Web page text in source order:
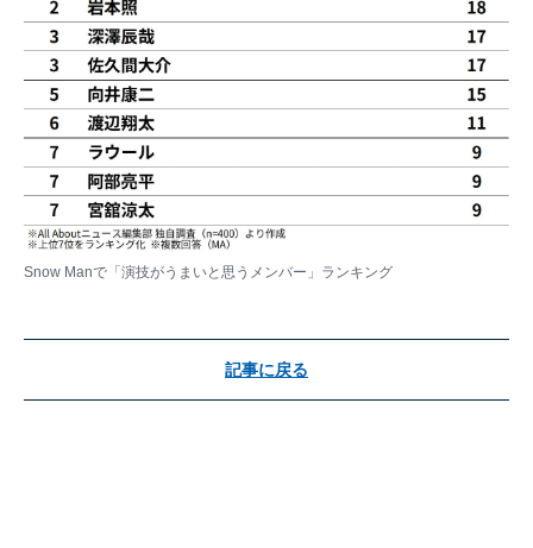
Snow Manで「演技がうまいと思うメンバー」ランキング
記事に戻る